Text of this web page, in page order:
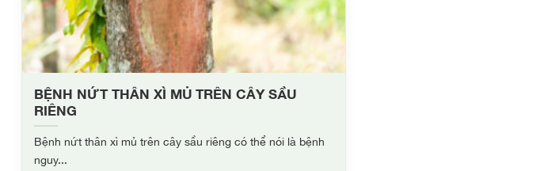
BỆNH NỨT THÂN XÌ MỦ TRÊN CÂY SẦU
RIÊNG
Bệnh nứt thân xì mủ trên cây sầu riêng có thể nói là bệnh
nguy...